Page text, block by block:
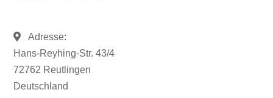
Adresse:
Hans-Reyhing-Str. 43/4
72762 Reutlingen
Deutschland